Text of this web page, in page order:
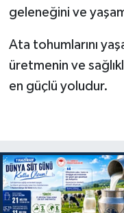
geleneğini ve
Ata tohumlarını
üretmenin ve
en güçlü yoludur.